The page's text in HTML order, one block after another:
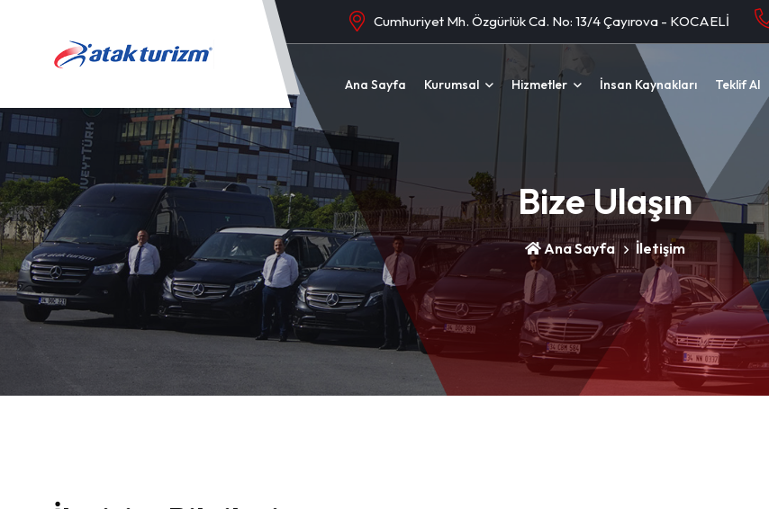
Cumhuriyet Mh. Özgürlük Cd. No: 13/4 Çayırova - KOCAELİ
Ana Sayfa Kurumsal Hizmetler İnsan Kaynakları Teklif Al
Bize Ulaşın
Ana Sayfa İletişim